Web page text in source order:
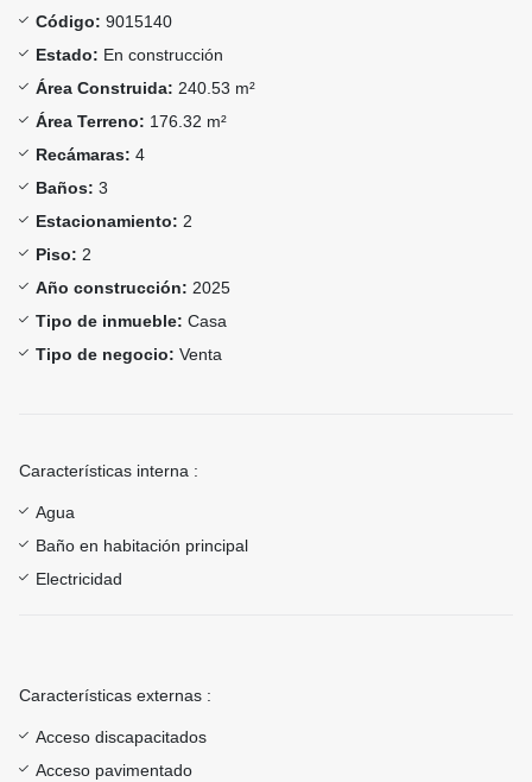
Código: 9015140
Estado: En construcción
Área Construida: 240.53 m²
Área Terreno: 176.32 m²
Recámaras: 4
Baños: 3
Estacionamiento: 2
Piso: 2
Año construcción: 2025
Tipo de inmueble: Casa
Tipo de negocio: Venta
Características interna :
Agua
Baño en habitación principal
Electricidad
Características externas :
Acceso discapacitados
Acceso pavimentado